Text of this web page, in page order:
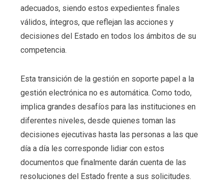
adecuados, siendo estos expedientes finales
válidos, íntegros, que reflejan las acciones y
decisiones del Estado en todos los ámbitos de su
competencia.
Esta transición de la gestión en soporte papel a la
gestión electrónica no es automática. Como todo,
implica grandes desafíos para las instituciones en
diferentes niveles, desde quienes toman las
decisiones ejecutivas hasta las personas a las que
día a día les corresponde lidiar con estos
documentos que finalmente darán cuenta de las
resoluciones del Estado frente a sus solicitudes.